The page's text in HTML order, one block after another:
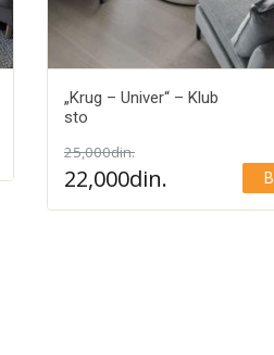
„Krug – Univer“ – Klub
sto
25,000din.
22,000din.